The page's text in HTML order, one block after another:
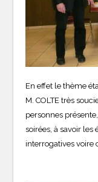
En effet le thème
M. COLTE très
personnes
soirées, à savoir les
interrogatives voire